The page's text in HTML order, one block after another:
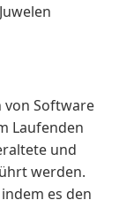
von Software
Laufenden
und
werden.
es den